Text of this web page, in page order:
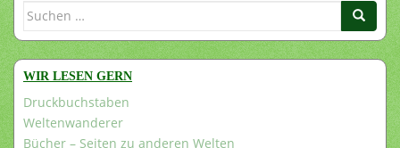
Suchen
WIR LESEN GERN
Druckbuchstaben
Weltenwanderer
Bücher – Seiten zu anderen Welten